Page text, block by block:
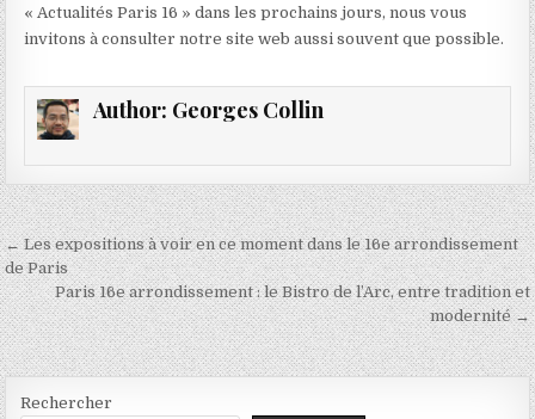
« Actualités Paris 16 » dans les prochains jours, nous vous
invitons à consulter notre site web aussi souvent que possible.
Author: Georges Collin
Navigation
de
l’article
← Les expositions à voir en ce moment dans le 16e arrondissement
de Paris
Paris 16e arrondissement : le Bistro de l’Arc, entre tradition et
modernité →
Rechercher